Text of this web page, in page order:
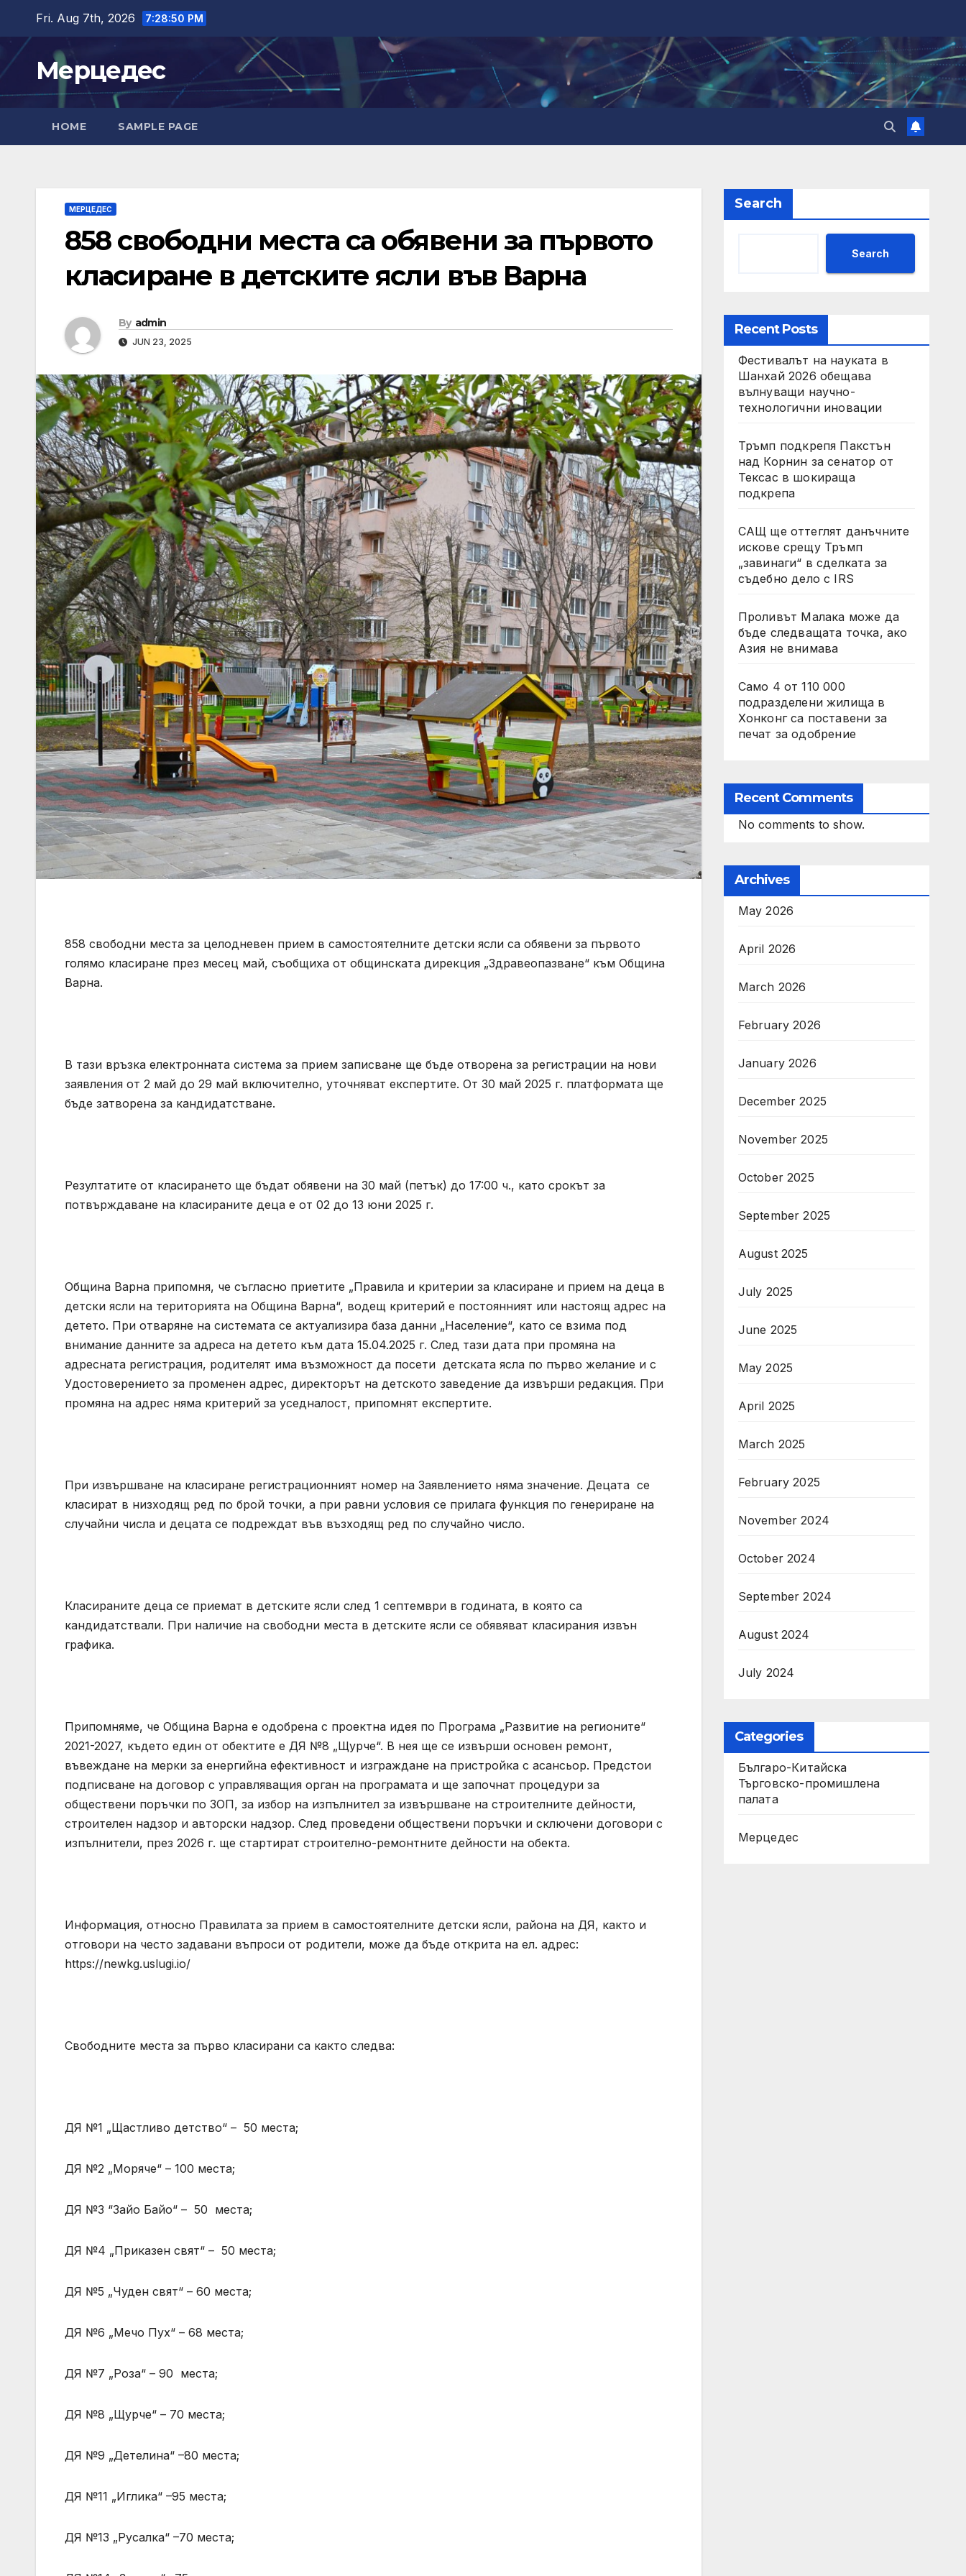
content
Fri. Aug 7th, 2026 7:28:51 PM
Мерцедес
HOME SAMPLE PAGE
МЕРЦЕДЕС
858 свободни места са обявени за първото
класиране в детските ясли във Варна
By admin
JUN 23, 2025
858 свободни места за целодневен прием в самостоятелните детски ясли са обявени за първото
голямо класиране през месец май, съобщиха от общинската дирекция „Здравеопазване“ към Община
Варна.
В тази връзка електронната система за прием записване ще бъде отворена за регистрации на нови
заявления от 2 май до 29 май включително, уточняват експертите. От 30 май 2025 г. платформата ще
бъде затворена за кандидатстване.
Резултатите от класирането ще бъдат обявени на 30 май (петък) до 17:00 ч., като срокът за
потвърждаване на класираните деца е от 02 до 13 юни 2025 г.
Община Варна припомня, че съгласно приетите „Правила и критерии за класиране и прием на деца в
детски ясли на територията на Община Варна“, водещ критерий е постоянният или настоящ адрес на
детето. При отваряне на системата се актуализира база данни „Население“, като се взима под
внимание данните за адреса на детето към дата 15.04.2025 г. След тази дата при промяна на
адресната регистрация, родителят има възможност да посети детската ясла по първо желание и с
Удостоверението за променен адрес, директорът на детското заведение да извърши редакция. При
промяна на адрес няма критерий за уседналост, припомнят експертите.
При извършване на класиране регистрационният номер на Заявлението няма значение. Децата се
класират в низходящ ред по брой точки, а при равни условия се прилага функция по генериране на
случайни числа и децата се подреждат във възходящ ред по случайно число.
Класираните деца се приемат в детските ясли след 1 септември в годината, в която са
кандидатствали. При наличие на свободни места в детските ясли се обявяват класирания извън
графика.
Припомняме, че Община Варна е одобрена с проектна идея по Програма „Развитие на регионите“
2021-2027, където един от обектите е ДЯ №8 „Щурче“. В нея ще се извърши основен ремонт,
въвеждане на мерки за енергийна ефективност и изграждане на пристройка с асансьор. Предстои
подписване на договор с управляващия орган на програмата и ще започнат процедури за
обществени поръчки по ЗОП, за избор на изпълнител за извършване на строителните дейности,
строителен надзор и авторски надзор. След проведени обществени поръчки и сключени договори с
изпълнители, през 2026 г. ще стартират строително-ремонтните дейности на обекта.
Информация, относно Правилата за прием в самостоятелните детски ясли, района на ДЯ, както и
отговори на често задавани въпроси от родители, може да бъде открита на ел. адрес:
https://newkg.uslugi.io/
Свободните места за първо класирани са както следва:
ДЯ №1 „Щастливо детство“ – 50 места;
ДЯ №2 „Моряче“ – 100 места;
ДЯ №3 “Зайо Байо“ – 50 места;
ДЯ №4 „Приказен свят“ – 50 места;
ДЯ №5 „Чуден свят“ – 60 места;
ДЯ №6 „Мечо Пух“ – 68 места;
ДЯ №7 „Роза“ – 90 места;
ДЯ №8 „Щурче“ – 70 места;
ДЯ №9 „Детелина“ –80 места;
ДЯ №11 „Иглика“ –95 места;
ДЯ №13 „Русалка“ –70 места;
Search
Search
Recent Posts
Фестивалът на науката в
Шанхай 2026 обещава
вълнуващи научно-
технологични иновации
Тръмп подкрепя Пакстън
над Корнин за сенатор от
Тексас в шокираща
подкрепа
САЩ ще оттеглят данъчните
искове срещу Тръмп
„завинаги“ в сделката за
съдебно дело с IRS
Проливът Малака може да
бъде следващата точка, ако
Азия не внимава
Само 4 от 110 000
подразделени жилища в
Хонконг са поставени за
печат за одобрение
Recent Comments
No comments to show.
Archives
May 2026
April 2026
March 2026
February 2026
January 2026
December 2025
November 2025
October 2025
September 2025
August 2025
July 2025
June 2025
May 2025
April 2025
March 2025
February 2025
November 2024
October 2024
September 2024
August 2024
July 2024
Categories
Българо-Китайска
Търговско-промишлена
палaта
Мерцедес